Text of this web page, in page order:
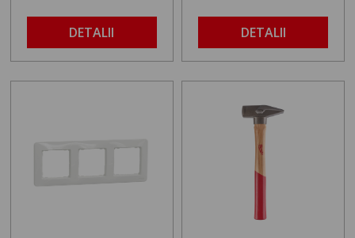
maximă admisă de 500
kg și înălțime reglabilă
de la 1,8 la 2,9 m
DETALII DETALII